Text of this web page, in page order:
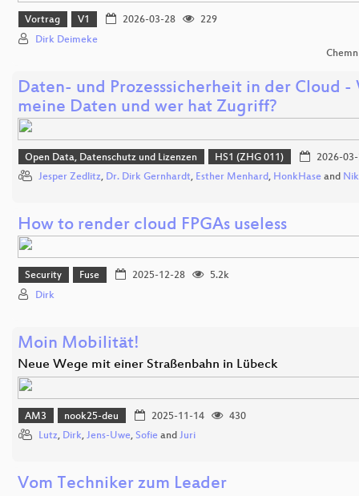
Vortrag V1 2026-03-28
229
Dirk Deimeke
Daten- und Prozesssicherheit in der Cloud -
meine Daten und wer hat Zugriff?
Open Data, Datenschutz und Lizenzen HS1 (ZHG 011)
2026-
Jesper Zedlitz, Dr. Dirk Gernhardt, Esther Menhard, HonkHase and
How to render cloud FPGAs useless
Security Fuse 2025-12-28
5.2k
Dirk
Moin Mobilität!
Neue Wege mit einer Straßenbahn in Lübeck
AM3 nook25-deu 2025-11-14
430
Lutz, Dirk, Jens-Uwe, Sofie and Juri
Vom Techniker zum Leader